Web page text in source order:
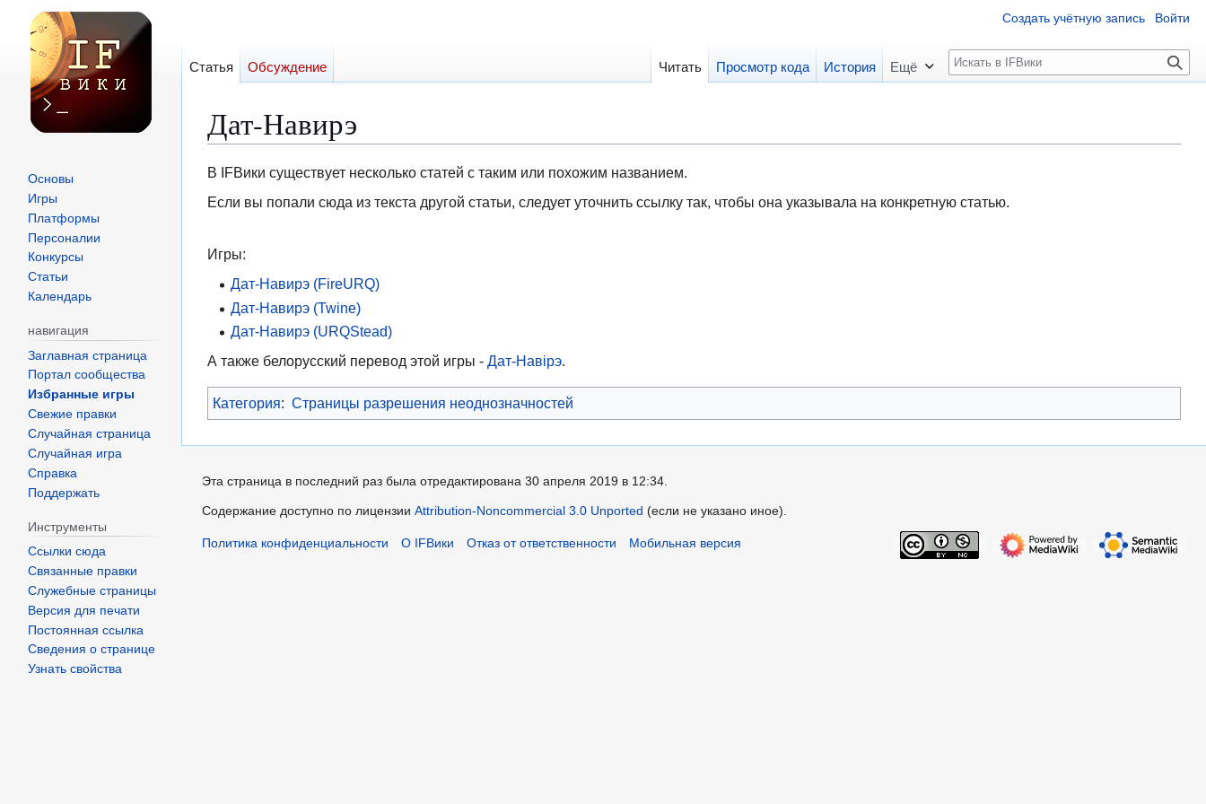
Дат-Навирэ
Перейти
к
Перейти
к
В IFВики существует несколько статей с таким или похожим названием.
Если вы попали сюда из текста другой статьи, следует уточнить ссылку так, чтобы она указывала на конкретную статью.
Игры:
Дат-Навирэ (FireURQ)
Дат-Навирэ (Twine)
Дат-Навирэ (URQStead)
А также белорусский перевод этой игры - Дат-Навірэ.
Категория: Страницы разрешения неоднозначностей
Создать учётную запись Войти
Статья Обсуждение Читать Просмотр кода История Ещё
П
о
к
Основы
Игры
Платформы
Персоналии
Конкурсы
Статьи
Календарь
навигация
Заглавная страница
Портал сообщества
Избранные игры
Свежие правки
Случайная страница
Случайная игра
Справка
Поддержать
Инструменты
Ссылки сюда
Связанные правки
Служебные страницы
Версия для печати
Постоянная ссылка
Сведения о странице
Узнать свойства
Эта страница в последний раз была отредактирована 30 апреля 2019 в 12:34.
Содержание доступно по лицензииAttribution-Noncommercial 3.0 Unported (если не указано иное).
Политика конфиденциальности О IFВики Отказ от ответственности Мобильная версия